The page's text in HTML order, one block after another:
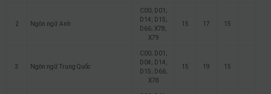
2 Ngôn ngữ Anh
C00; D01;
D14; D15;
D66; X78;
X79
15 17 15
3 Ngôn ngữ Trung Quốc
C00; D01;
D04; D14;
D15; D66;
X78
15 19 15